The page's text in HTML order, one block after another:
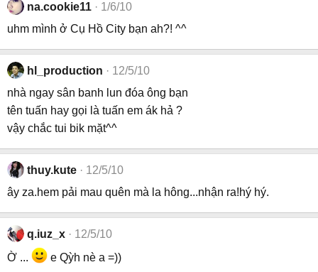
na.cookie11
1/6/10
uhm mình ở Cụ Hồ City bạn ah?! ^^
hl_production
12/5/10
nhà ngay sân banh lun đóa ông bạn
tên tuấn hay gọi là tuấn em ák hả ?
vậy chắc tui bik mặt^^
thuy.kute
12/5/10
ây za.hem pải mau quên mà la hông...nhận ra!hý hý.
q.iuz_x
12/5/10
Ờ ...
e Qỳh nè a =))